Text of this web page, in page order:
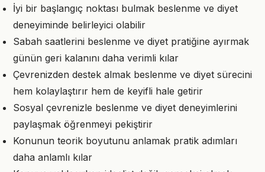
İyi bir başlangıç noktası bulmak beslenme ve diyet
deneyiminde belirleyici olabilir
Sabah saatlerini beslenme ve diyet pratiğine ayırmak
günün geri kalanını daha verimli kılar
Çevrenizden destek almak beslenme ve diyet sürecini
hem kolaylaştırır hem de keyifli hale getirir
Sosyal çevrenizle beslenme ve diyet deneyimlerini
paylaşmak öğrenmeyi pekiştirir
Konunun teorik boyutunu anlamak pratik adımları
daha anlamlı kılar